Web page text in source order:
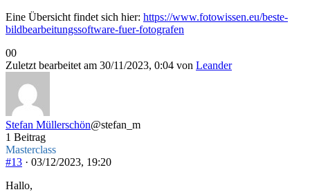
Eine Übersicht findet sich hier: https://www.fotowissen.eu/beste-
bildbearbeitungssoftware-fuer-fotografen
Anklicken
für
nach
unten.
0Anklicken
für
nach
oben.
0
Zuletzt bearbeitet am 30/11/2023, 0:04 von Leander
Stefan Müllerschön@stefan_m
1 Beitrag
Masterclass
#13 · 03/12/2023, 19:20
Hallo,